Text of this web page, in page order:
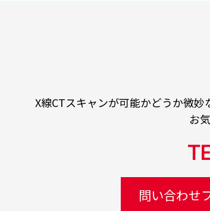
X線CTスキャンが可能かどうか微妙
お
問い合わせ